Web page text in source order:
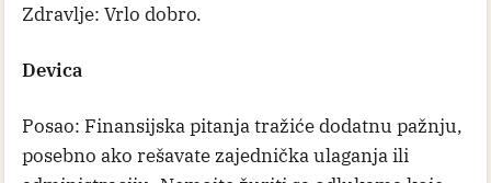
Zdravlje: Vrlo dobro.
Devica
Posao: Finansijska pitanja tražiće dodatnu pažnju,
posebno ako rešavate zajednička ulaganja ili